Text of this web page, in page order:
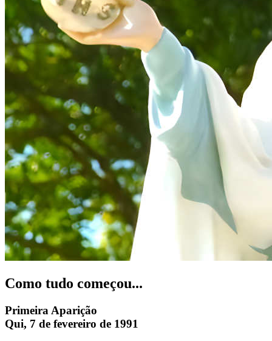
Como tudo começou...
Primeira Aparição
Qui, 7 de fevereiro de 1991